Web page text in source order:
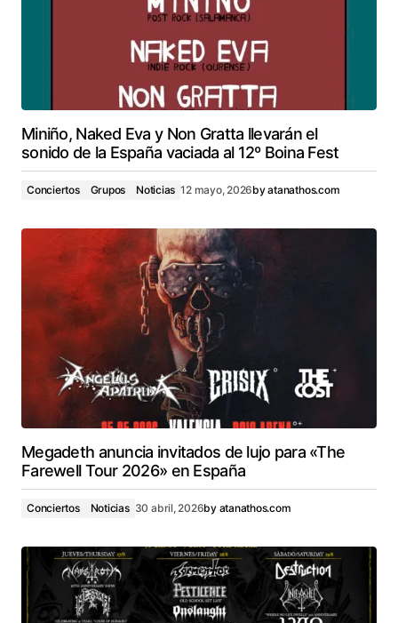
Miniño, Naked Eva y Non Gratta llevarán el
sonido de la España vaciada al 12º Boina Fest
Conciertos Grupos Noticias 12 mayo, 2026byatanathos.com
Megadeth anuncia invitados de lujo para «The
Farewell Tour 2026» en España
Conciertos Noticias 30 abril, 2026by atanathos.com